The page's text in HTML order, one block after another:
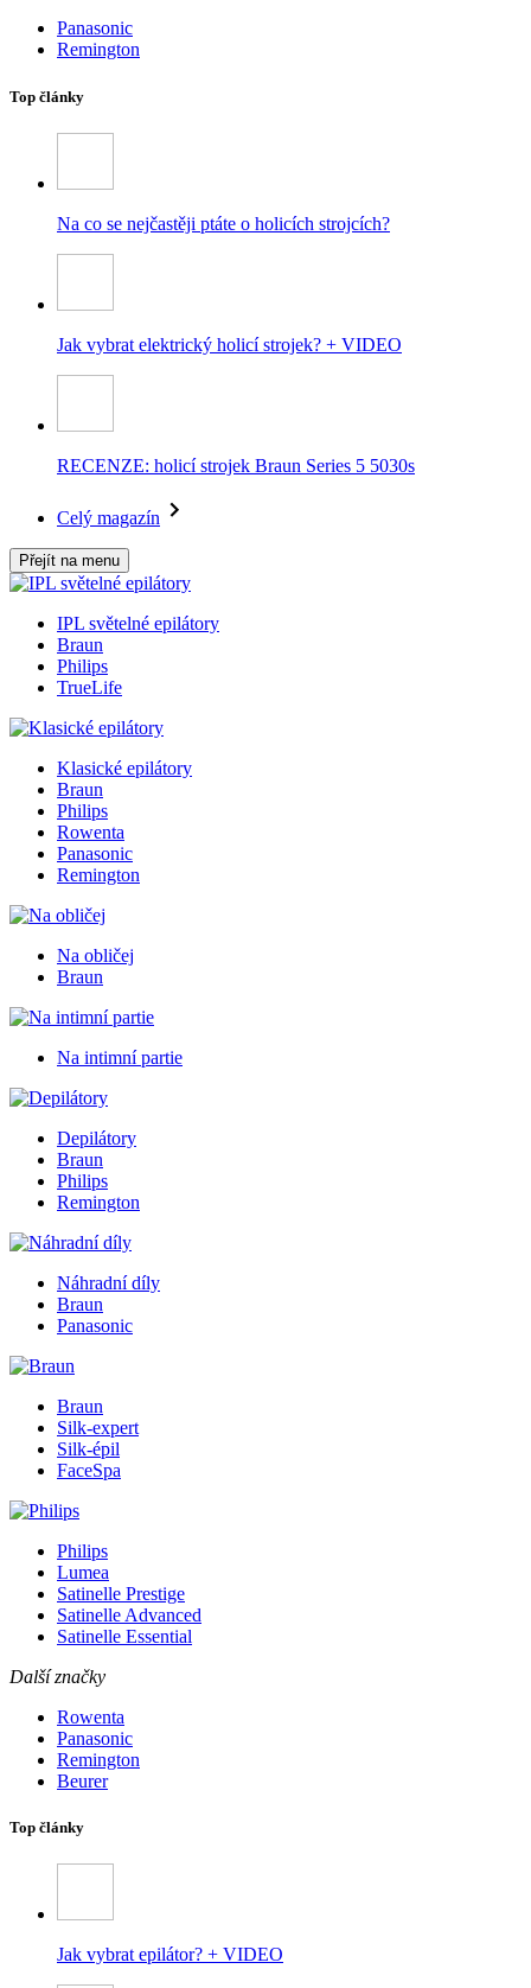
Panasonic
Remington
Top články
Na co se nejčastěji ptáte o holicích strojcích?
Jak vybrat elektrický holicí strojek? + VIDEO
RECENZE: holicí strojek Braun Series 5 5030s
Celý magazín
Přejít na menu
IPL světelné epilátory
Braun
Philips
TrueLife
Klasické epilátory
Braun
Philips
Rowenta
Panasonic
Remington
Na obličej
Braun
Na intimní partie
Depilátory
Braun
Philips
Remington
Náhradní díly
Braun
Panasonic
Braun
Silk-expert
Silk-épil
FaceSpa
Philips
Lumea
Satinelle Prestige
Satinelle Advanced
Satinelle Essential
Další značky
Rowenta
Panasonic
Remington
Beurer
Top články
Jak vybrat epilátor? + VIDEO